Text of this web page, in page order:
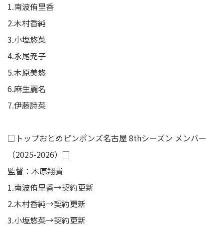
1.南波侑里香
2.木村香純
3.小塩悠菜
4.永尾尭子
5.木原美悠
6.麻生麗名
7.伊藤詩菜
□トップおとめピンポンズ名古屋 8thシーズン メンバー
（2025-2026）□
監督：木原翔貴
1.南波侑里香→契約更新
2.木村香純→契約更新
3.小塩悠菜→契約更新